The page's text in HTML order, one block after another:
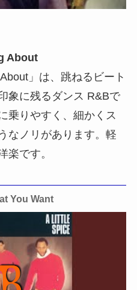
About
」は、跳ねるビート
象に残るダンス R&Bで
乗りやすく、細かくス
なノリがあります。軽
楽です。
You Want